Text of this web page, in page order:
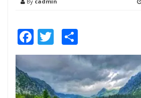
Facebook
Twitter